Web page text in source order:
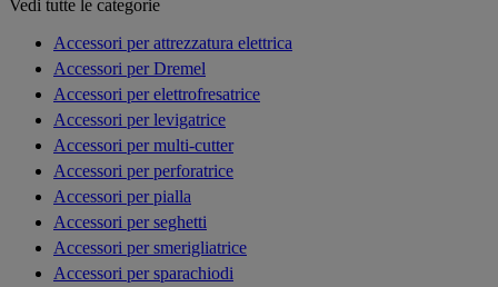
Vedi tutte le categorie
Accessori per attrezzatura elettrica
Accessori per Dremel
Accessori per elettrofresatrice
Accessori per levigatrice
Accessori per multi-cutter
Accessori per perforatrice
Accessori per pialla
Accessori per seghetti
Accessori per smerigliatrice
Accessori per sparachiodi